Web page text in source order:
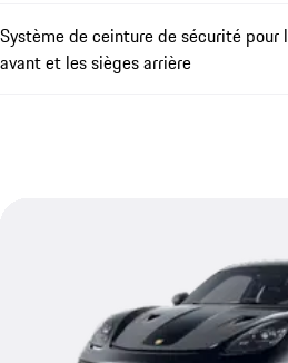
Système de ceinture de sécurité pour
avant et les sièges arrière